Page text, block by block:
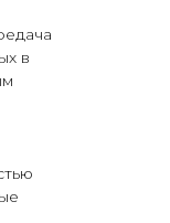
в